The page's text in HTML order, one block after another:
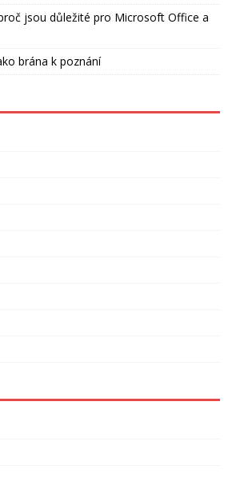
jsou důležité pro Microsoft Office a
brána k poznání